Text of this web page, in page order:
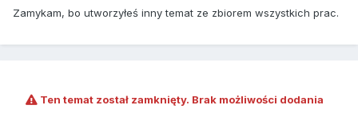
Zamykam, bo utworzyłeś inny temat ze zbiorem wszystkich prac.
Ten temat został zamknięty. Brak możliwości dodania